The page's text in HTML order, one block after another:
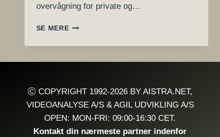
overvågning for private og…
SE MERELOV
802
SKÆRPELSER
DEN
NUGÆLDENDE
LOV
Ⓒ COPYRIGHT 1992-2026 BY AISTRA.NET,
VIDEOANALYSE A/S & AGIL UDVIKLING A/S
OPEN: MON-FRI: 09:00-16:30 CET.
Kontakt din nærmeste partner indenfor